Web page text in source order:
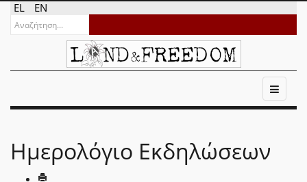
EL EN
Ημερολόγιο Εκδηλώσεων